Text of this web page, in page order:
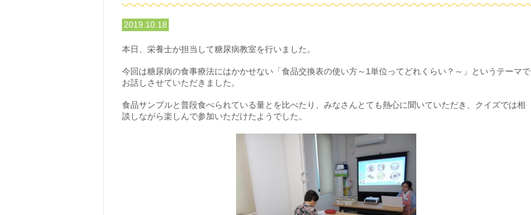
2019.10.18
本日、栄養士が担当して糖尿病教室を行いました。
今回は糖尿病の食事療法にはかかせない「食品交換表の使い方～1単位ってどれくらい？～」というテーマで
お話しさせていただきました。
食品サンプルと普段食べられている量とを比べたり、みなさんとても熱心に聞いていただき、クイズでは相
談しながら楽しんで参加いただけたようでした。